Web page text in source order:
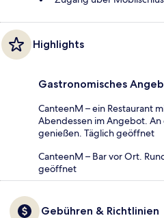
Highlights
Gastronomisches
CanteenM – ein Restaurant
Abendessen im Angebot.
genießen. Täglich geöffnet
CanteenM – Bar vor Ort.
geöffnet
Gebühren & Richtlinien